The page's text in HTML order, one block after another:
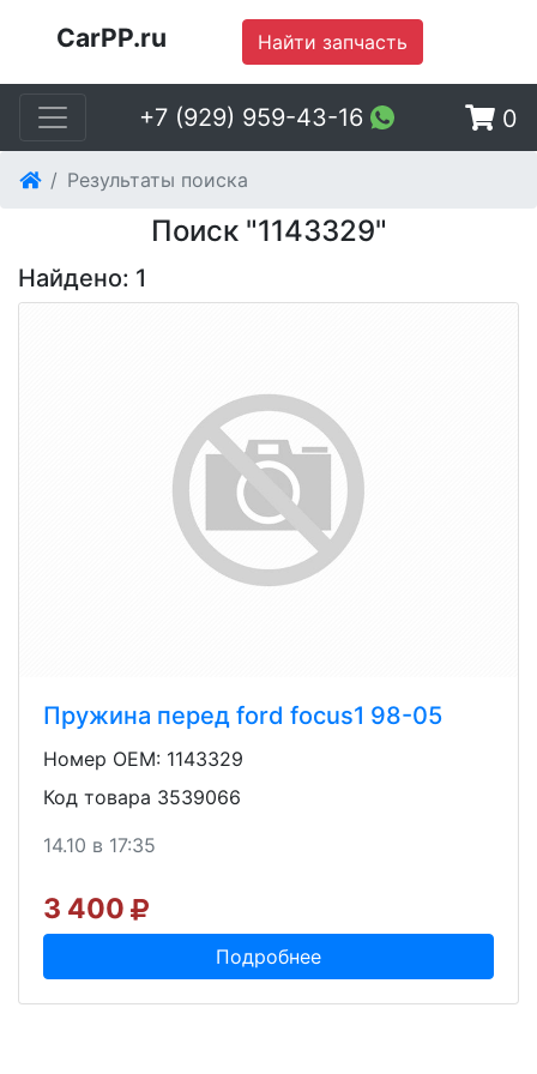
CarPP.ru Найти запчасть
+7 (929) 959-43-16 0
Результаты поиска
Поиск "1143329"
Найдено: 1
Пружина перед ford focus1 98-05
Номер OEM: 1143329
Код товара 3539066
14.10 в 17:35
3 400
Подробнее